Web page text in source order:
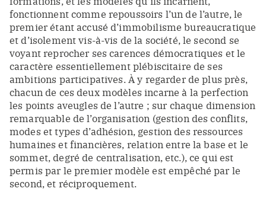
fonctionnent comme repoussoirs l’un de l’autre, le
premier étant accusé d’immobilisme bureaucratique
et d’isolement vis-à-vis de la société, le second se
voyant reprocher ses carences démocratiques et le
caractère essentiellement plébiscitaire de ses
ambitions participatives. À y regarder de plus près,
chacun de ces deux modèles incarne à la perfection
les points aveugles de l’autre ; sur chaque dimension
remarquable de l’organisation (gestion des conflits,
modes et types d’adhésion, gestion des ressources
humaines et financières, relation entre la base et le
sommet, degré de centralisation, etc.), ce qui est
permis par le premier modèle est empêché par le
second, et réciproquement.